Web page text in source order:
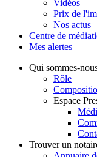
Vidéos
Prix de
Nos actus
Centre de
Mes alertes
Qui sommes-
Rôle
Espace
Trouver un